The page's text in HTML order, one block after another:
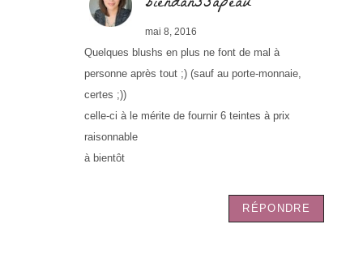
mai 8, 2016
Quelques blushs en plus ne font de mal à
personne après tout ;) (sauf au porte-monnaie,
certes ;))
celle-ci à le mérite de fournir 6 teintes à prix
raisonnable
à bientôt
RÉPONDRE